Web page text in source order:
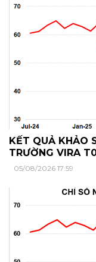
KẾT QUẢ KHẢO
TRƯỜNG VIRA
05/08/2026 17:59